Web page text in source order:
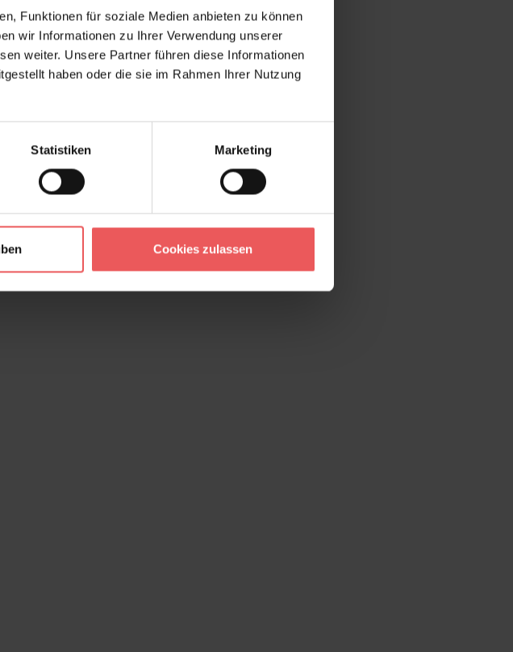
Funktionen für soziale Medien anbieten zu können
wir Informationen zu Ihrer Verwendung unserer
weiter. Unsere Partner führen diese Informationen
haben oder die sie im Rahmen Ihrer Nutzung
Statistiken Marketing
Cookies zulassen